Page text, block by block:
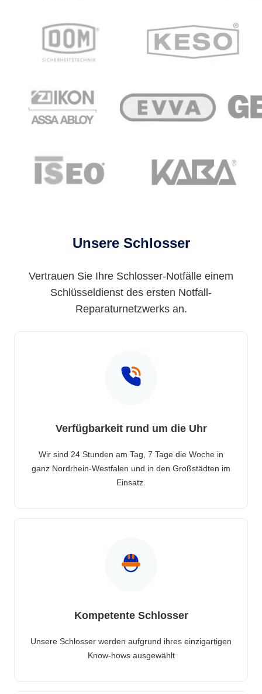
Unsere Schlosser
Vertrauen Sie Ihre Schlosser-Notfälle einem
Schlüsseldienst des ersten Notfall-
Reparaturnetzwerks an.
Verfügbarkeit rund um die Uhr
Wir sind 24 Stunden am Tag, 7 Tage die Woche in
ganz Nordrhein-Westfalen und in den Großstädten im
Einsatz.
Kompetente Schlosser
Unsere Schlosser werden aufgrund ihres einzigartigen
Know-hows ausgewählt